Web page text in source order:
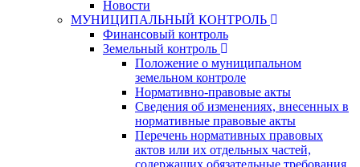
Новости
МУНИЦИПАЛЬНЫЙ КОНТРОЛЬ
Финансовый контроль
Земельный контроль
Положение о муниципальном
земельном контроле
Нормативно-правовые акты
Сведения об изменениях, внесенных в
нормативные правовые акты
Перечень нормативных правовых
актов или их отдельных частей,
содержащих обязательные требования